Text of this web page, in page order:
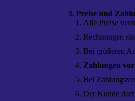
3. Preise und
Alle Preise
Rechnungen
Bei größeren
Zahlungen
Bei
Der Kunde darf